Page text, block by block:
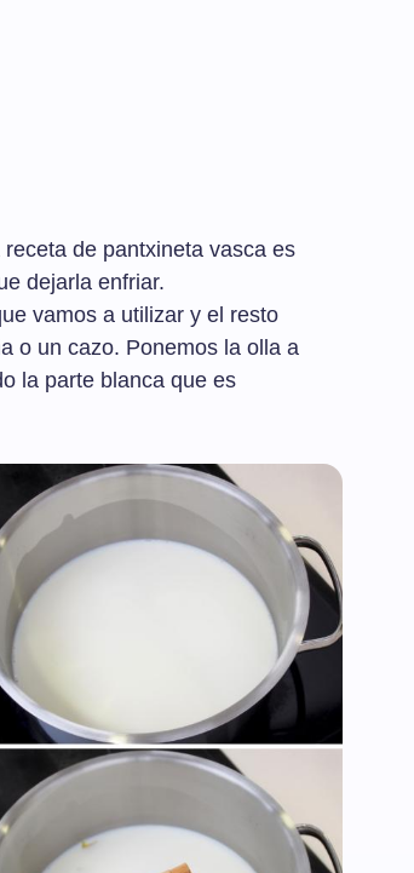
de pantxineta vasca es
dejarla enfriar.
vamos a utilizar y el resto
o un cazo. Ponemos la olla a
la parte blanca que es